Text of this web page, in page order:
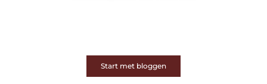
Start met bloggen